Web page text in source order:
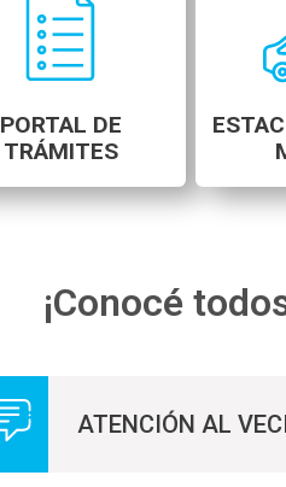
PORTAL DE
TRÁMITES
¡Conocé
ATENCIÓN AL